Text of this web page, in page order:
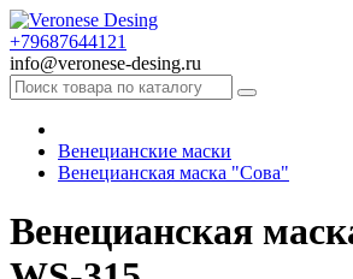
+79687644121
info@veronese-desing.ru
Венецианские маски
Венецианская маска "Сова"
Венецианская